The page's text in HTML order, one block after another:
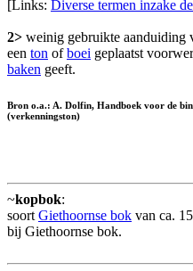
[Links: Diverse termen inzake
2> weinig gebruikte aanduiding
een ton ofboei geplaatst
baken geeft.
Bron o.a.: A. Dolfin, Handboek voor de
(verkenningston)
~kopbok:
soort Giethoornse bok van ca.
bij Giethoornse bok.